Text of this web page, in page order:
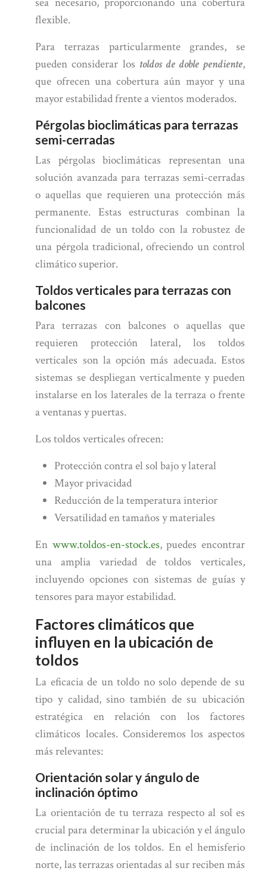
flexible.
Para terrazas particularmente grandes, se
pueden considerar los toldos de doble pendiente,
que ofrecen una cobertura aún mayor y una
mayor estabilidad frente a vientos moderados.
Pérgolas bioclimáticas para terrazas
semi-cerradas
Las pérgolas bioclimáticas representan una
solución avanzada para terrazas semi-cerradas
o aquellas que requieren una protección más
permanente. Estas estructuras combinan la
funcionalidad de un toldo con la robustez de
una pérgola tradicional, ofreciendo un control
climático superior.
Toldos verticales para terrazas con
balcones
Para terrazas con balcones o aquellas que
requieren protección lateral, los toldos
verticales son la opción más adecuada. Estos
sistemas se despliegan verticalmente y pueden
instalarse en los laterales de la terraza o frente
a ventanas y puertas.
Los toldos verticales ofrecen:
Protección contra el sol bajo y lateral
Mayor privacidad
Reducción de la temperatura interior
Versatilidad en tamaños y materiales
En www.toldos-en-stock.es, puedes encontrar
una amplia variedad de toldos verticales,
incluyendo opciones con sistemas de guías y
tensores para mayor estabilidad.
Factores climáticos que
influyen en la ubicación de
toldos
La eficacia de un toldo no solo depende de su
tipo y calidad, sino también de su ubicación
estratégica en relación con los factores
climáticos locales. Consideremos los aspectos
más relevantes:
Orientación solar y ángulo de
inclinación óptimo
La orientación de tu terraza respecto al sol es
crucial para determinar la ubicación y el ángulo
de inclinación de los toldos. En el hemisferio
norte, las terrazas orientadas al sur reciben más